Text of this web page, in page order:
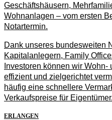
Geschäftshäusern,
Wohnanlagen – vom ersten
Notartermin.
Dank unseres bundesweiten
Kapitalanlegern, Family
Investoren können wir
effizient und zielgerichtet
häufig eine schnellere
Verkaufspreise für Eigentümer.
ERLANGEN